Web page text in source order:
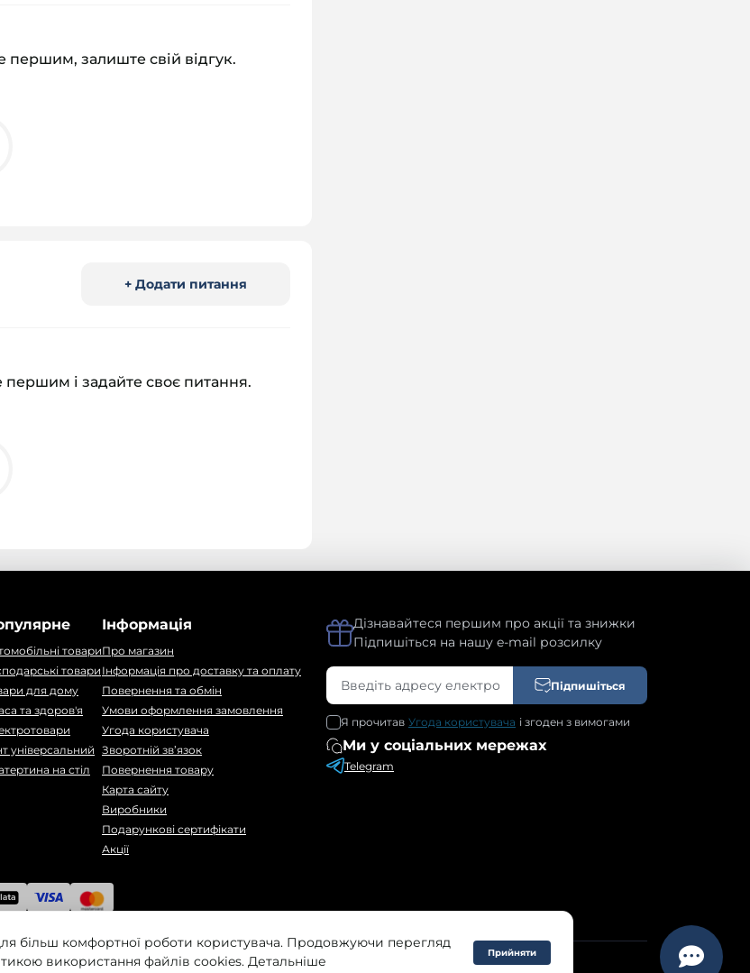
першим, залиште свій відгук.
+ Додати питання
і задайте своє питання.
товари
товари
для дому
та здоров'я
універсальний
на стіл
Інформація
Про магазин
Інформація про доставку та оплату
Повернення та обмін
Умови оформлення замовлення
Угода користувача
Зворотній зв’язок
Повернення товару
Карта сайту
Виробники
Подарункові сертифікати
Акції
Ми у соціальних мережах
Telegram
Дізнавайтеся першим про акції та знижки
Підпишіться на нашу e-mail розсилку
Підпишіться
Я прочитав Угода користувача і згоден з вимогами
більш комфортної роботи користувача. Продовжуючи перегляд
використання файлів cookies. Детальніше
Прийняти